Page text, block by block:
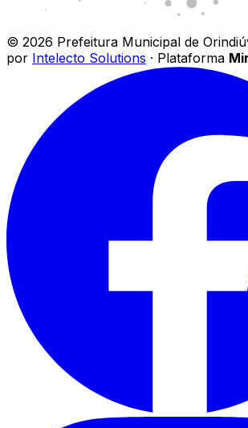
© 2026 Prefeitura Municipal de
por Intelecto Solutions · Plataforma